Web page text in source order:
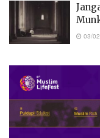
03/